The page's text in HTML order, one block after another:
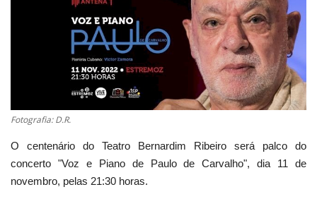
Estatuto Editorial
Saúde
Ficha técnica
Fotografia: D.R.
O centenário do Teatro Bernardim Ribeiro será palco do
concerto "Voz e Piano de Paulo de Carvalho", dia 11 de
novembro, pelas 21:30 horas.